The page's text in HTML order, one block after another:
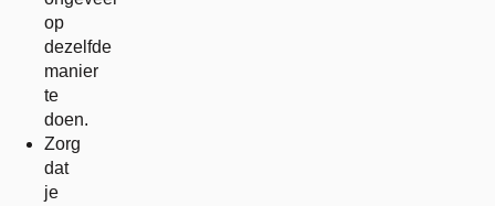
op
dezelfde
manier
te
doen.
Zorg
dat
je